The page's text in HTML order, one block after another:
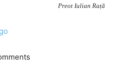
Preot Iulian Rață